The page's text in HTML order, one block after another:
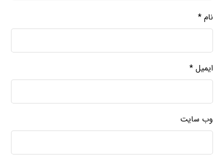
نام*
ایمیل*
وب‌ سایت